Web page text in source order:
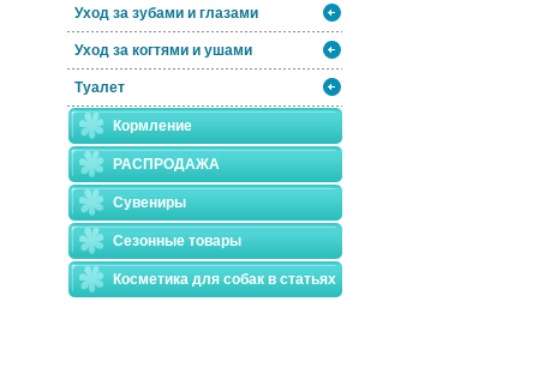
Уход за зубами и глазами
Уход за когтями и ушами
Туалет
Кормление
РАСПРОДАЖА
Сувениры
Сезонные товары
Косметика для собак в статьях